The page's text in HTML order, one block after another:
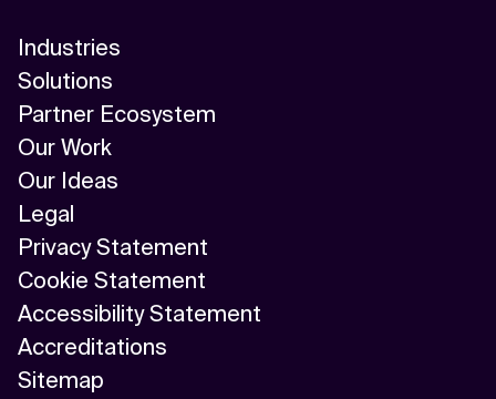
Industries
Solutions
Partner Ecosystem
Our Work
Our Ideas
Legal
Privacy Statement
Cookie Statement
Accessibility Statement
Accreditations
Sitemap